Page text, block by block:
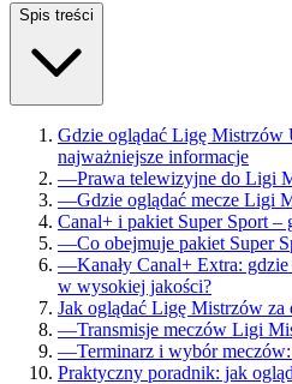
Spis treści
Gdzie oglądać Ligę Mistrzów
najważniejsze informacje
—Prawa telewizyjne do Ligi
—Gdzie oglądać mecze Ligi
Canal+ i pakiet Super Sport –
—Co obejmuje pakiet Super
—Kanały Canal+ Extra:
w wysokiej jakości?
Jak oglądać Ligę Mistrzów
—Transmisje meczów Ligi
—Terminarz i wybór
Praktyczny poradnik: jak